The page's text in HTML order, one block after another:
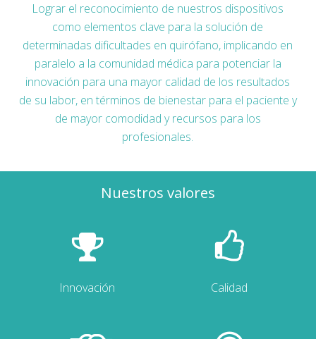
Lograr el reconocimiento de nuestros dispositivos
como elementos clave para la solución de
determinadas dificultades en quirófano, implicando en
paralelo a la comunidad médica para potenciar la
innovación para una mayor calidad de los resultados
de su labor, en términos de bienestar para el paciente y
de mayor comodidad y recursos para los
profesionales.
Nuestros valores
Innovación Calidad